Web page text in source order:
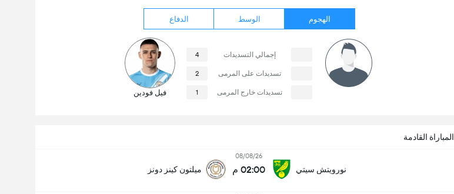
المباراة القادمة
نورويتش سيتي
08/08/26
02:00 م ميلتون كينز دونز
الهجوم الوسط الدفاع
إجمالي التسديدات 4
تسديدات على المرمى 2
تسديدات خارج المرمى 1 فيل فودين